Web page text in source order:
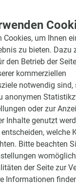
Beschickung
auf Wunsch
und
Fixmaße
Zuschnitt anfragen
Cookies, um Ihnen
zu bieten. Dazu
den Betrieb der
kommerziellen
notwendig sind,
anonymen
oder zur
Inhalte genutzt
welche
Bitte beachten
der Seite zur
Informationen